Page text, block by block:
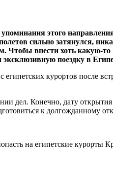
этого
сильно затянулся,
внести хоть какую-то
эксклюзивную поездку в
курортов после
дел. Конечно, дату
к долгожданному
на египетские курорты